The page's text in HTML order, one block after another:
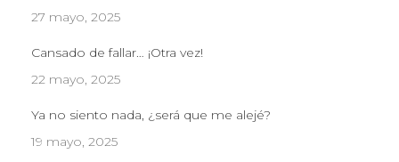
27 mayo, 2025
Cansado de fallar… ¡Otra vez!
22 mayo, 2025
Ya no siento nada, ¿será que me alejé?
19 mayo, 2025